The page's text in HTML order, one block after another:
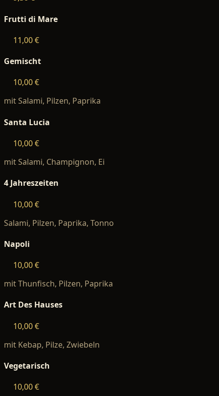
Frutti di Mare
11,00 €
Gemischt
10,00 €
mit Salami, Pilzen, Paprika
Santa Lucia
10,00 €
mit Salami, Champignon, Ei
4 Jahreszeiten
10,00 €
Salami, Pilzen, Paprika, Tonno
Napoli
10,00 €
mit Thunfisch, Pilzen, Paprika
Art Des Hauses
10,00 €
mit Kebap, Pilze, Zwiebeln
Vegetarisch
10,00 €